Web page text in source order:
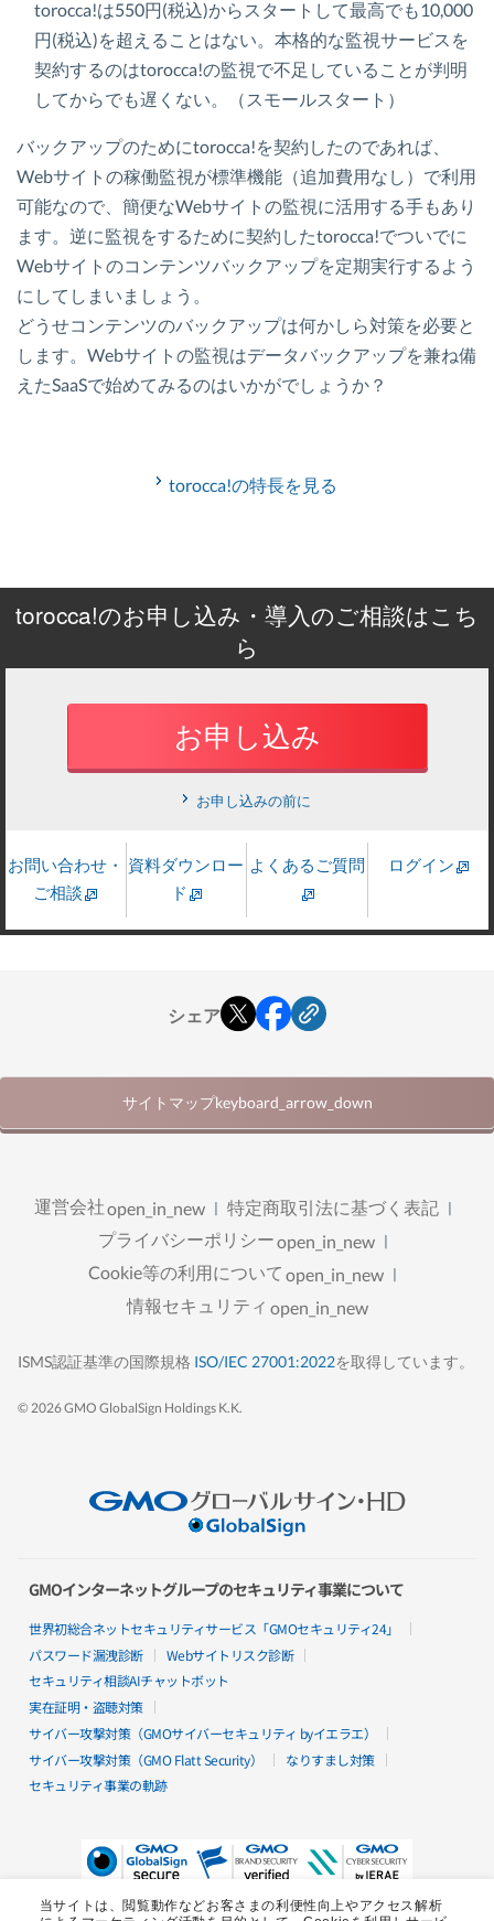
当サイトは、閲覧動作などお客さまの利便性向上やアクセス解析
torocca!は550円(税込)からスタートして最高でも10,000
円(税込)を超えることはない。本格的な監視サービスを
契約するのはtorocca!の監視で不足していることが判明
してからでも遅くない。（スモールスタート）
バックアップのためにtorocca!を契約したのであれば、
Webサイトの稼働監視が標準機能（追加費用なし）で利用
可能なので、簡便なWebサイトの監視に活用する手もあり
ます。逆に監視をするために契約したtorocca!でついでに
Webサイトのコンテンツバックアップを定期実行するよう
にしてしまいましょう。
どうせコンテンツのバックアップは何かしら対策を必要と
します。Webサイトの監視はデータバックアップを兼ね備
えたSaaSで始めてみるのはいかがでしょうか？
torocca!の特長を見る
torocca!のお申し込み・導入のご相談はこち
ら
お申し込み
お申し込みの前に
お問い合わせ・
ご相談
資料ダウンロー
ド
よくあるご質問 ログイン
シェア
サイトマップkeyboard_arrow_down
セキュリティ
GMOなりすましメール対策支援
SiteLock
SiteLockおまかせ定期診断
SiteLockワンショット診断
トラスト・ログイン byGMO open_in_new
サーバー管理
torocca!
総合メールセキュリティ
安全な契約者管理
ビジネス
アフィリエイトプログラム
サポート
運営会社open_in_new
特定商取引法に基づく表記
プライバシーポリシーopen_in_new
Cookie等の利用について open_in_new
情報セキュリティ open_in_new
ISMS認証基準の国際規格 ISO/IEC 27001:2022を取得しています。
© 2026 GMO GlobalSign Holdings K.K.
GMOインターネットグループのセキュリティ事業について
世界初総合ネットセキュリティサービス「GMOセキュリティ24」
パスワード漏洩診断
Webサイトリスク診断
セキュリティ相談AIチャットボット
実在証明・盗聴対策
サイバー攻撃対策（GMOサイバーセキュリティ byイエラエ）
サイバー攻撃対策（GMO Flatt Security）
なりすまし対策
セキュリティ事業の軌跡